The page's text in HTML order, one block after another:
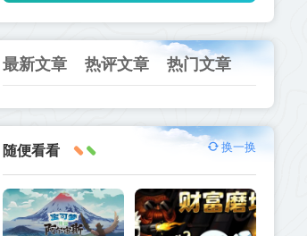
最新文章 热评文章 热门文章
随便看看 换一换